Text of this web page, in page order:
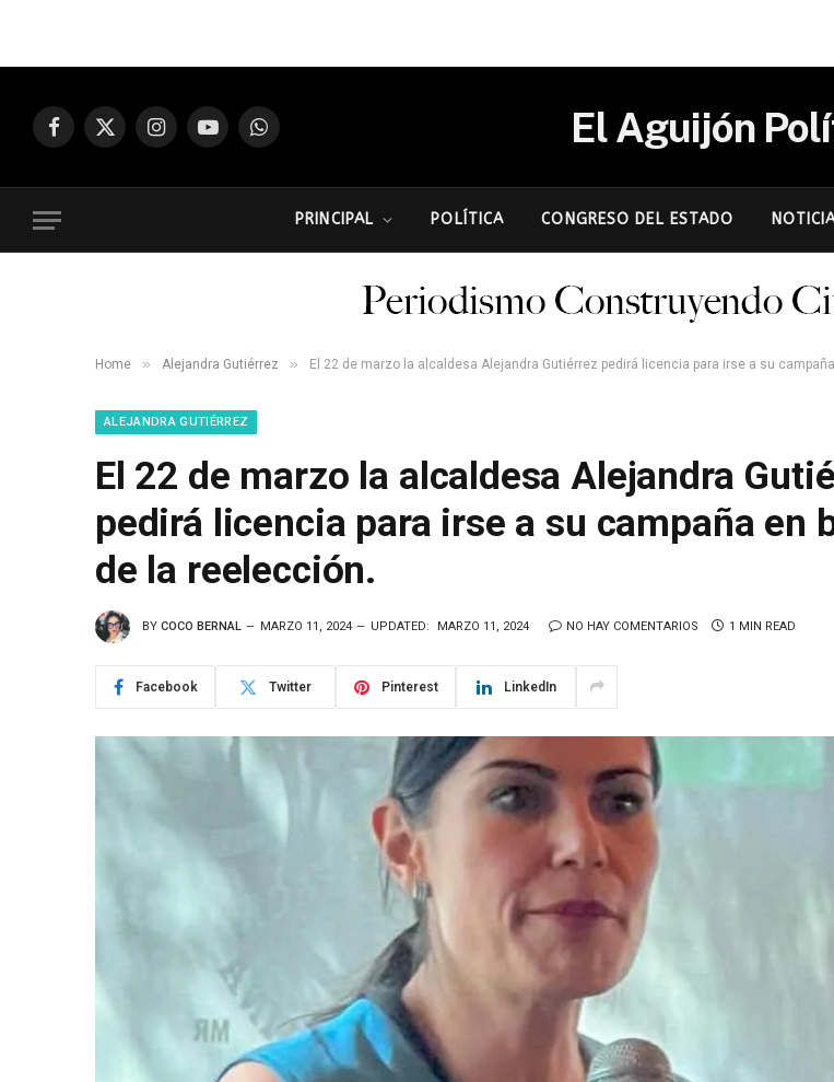
Facebook
X
InstagramYouTubeWhatsApp El Aguijón
PRINCIPAL POLÍTICA CONGRESO DEL ESTADO
Home » Alejandra Gutiérrez » El 22 de marzo la alcaldesa Alejandra Gutiérrez pedirá licencia para irse a su
ALEJANDRA GUTIÉRREZ
El 22 de marzo la alcaldesa Alejandra
pedirá licencia para irse a su campaña en
de la reelección.
BY COCO BERNAL MARZO 11, 2024 UPDATED: MARZO 11, 2024 NO HAY COMENTARIOS 1 MIN READ
Facebook Twitter Pinterest LinkedIn